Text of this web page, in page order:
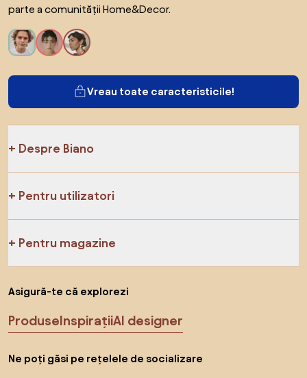
parte a comunității Home&Decor.
Vreau toate caracteristicile!
Despre Biano
Pentru utilizatori
Pentru magazine
Asigură-te că explorezi
ProduseInspirațiiAI designer
Ne poți găsi pe rețelele de socializare